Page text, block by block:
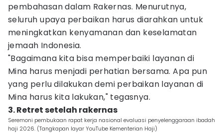
pembahasan dalam Rakernas. Menurutnya,
seluruh upaya perbaikan harus diarahkan untuk
meningkatkan kenyamanan dan keselamatan
jemaah Indonesia.
"Bagaimana kita bisa memperbaiki layanan di
Mina harus menjadi perhatian bersama. Apa pun
yang perlu dilakukan demi perbaikan layanan di
Mina harus kita lakukan," tegasnya.
3. Retret setelah rakernas
Seremoni pembukaan rapat kerja nasional evaluasi penyelenggaraan ibadah
haji 2026. (Tangkapan layar YouTube Kementerian Haji)